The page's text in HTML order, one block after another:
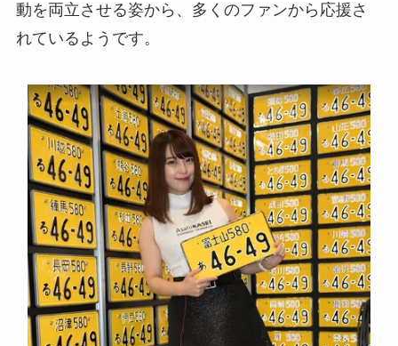
動を両立させる姿から、多くのファンから応援さ
れているようです。